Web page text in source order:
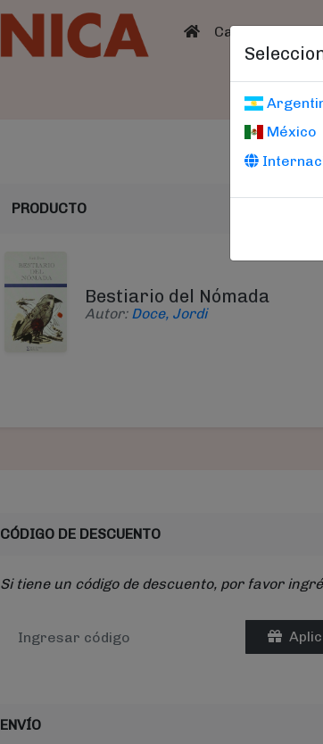
(current)
Catálogo
México
PRODUCTO
Bestiario del Nómada
Autor: Doce, Jordi
CÓDIGO DE DESCUENTO
Si tiene un código de descuento, por favor
ENVÍO